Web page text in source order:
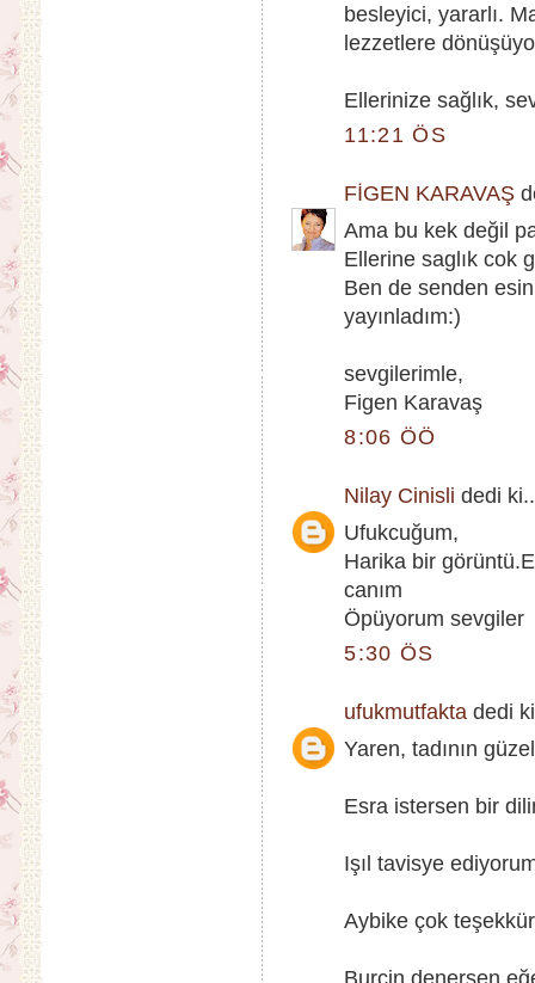
besleyici, yararlı.
lezzetlere
Ellerinize sağlık,
11:21 ÖS
FİGEN KARAVAŞ
Ama bu kek değil
Ellerine saglık cok
Ben de senden
yayınladım:)
sevgilerimle,
Figen Karavaş
8:06 ÖÖ
Nilay Cinisli dedi
Ufukcuğum,
Harika bir
canım
Öpüyorum sevgiler
5:30 ÖS
ufukmutfakta dedi
Yaren, tadının
Esra istersen bir
Işıl tavisye
Aybike çok
Burçin denersen